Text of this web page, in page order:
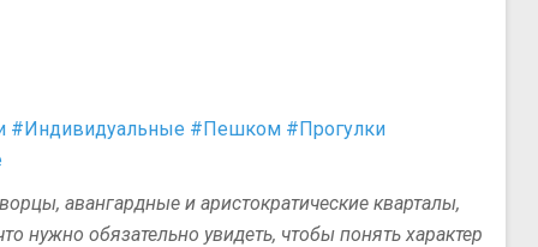
#Индивидуальные #Пешком #Прогулки
авангардные и аристократические кварталы,
обязательно увидеть, чтобы понять характер